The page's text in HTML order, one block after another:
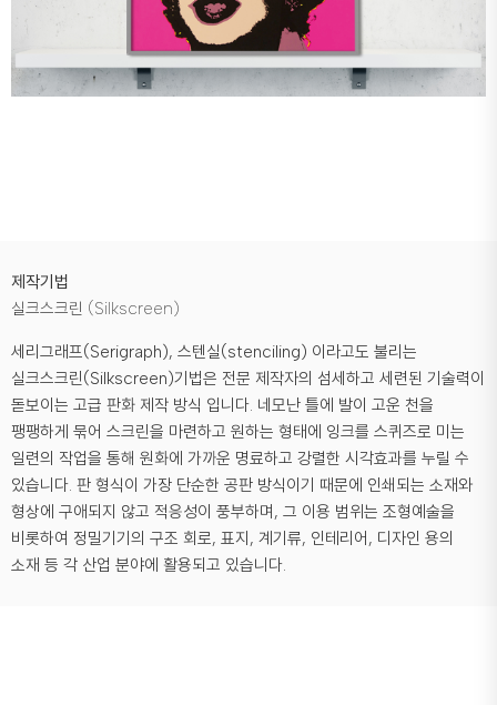
제작기법
실크스크린 (Silkscreen)
세리그래프(Serigraph), 스텐실(stenciling) 이라고도 불리는
실크스크린(Silkscreen)기법은 전문 제작자의 섬세하고 세련된 기술력이
돋보이는 고급 판화 제작 방식 입니다. 네모난 틀에 발이 고운 천을
팽팽하게 묶어 스크린을 마련하고 원하는 형태에 잉크를 스퀴즈로 미는
일련의 작업을 통해 원화에 가까운 명료하고 강렬한 시각효과를 누릴 수
있습니다. 판 형식이 가장 단순한 공판 방식이기 때문에 인쇄되는 소재와
형상에 구애되지 않고 적응성이 풍부하며, 그 이용 범위는 조형예술을
비롯하여 정밀기기의 구조 회로, 표지, 계기류, 인테리어, 디자인 용의
소재 등 각 산업 분야에 활용되고 있습니다.